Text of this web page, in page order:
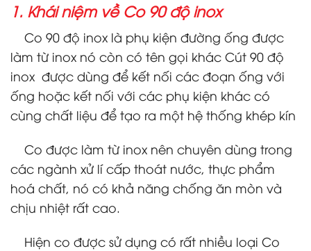
1. Khái niệm về Co 90 độ inox
Co 90 độ inox là phụ kiện đường ống được
làm từ inox nó còn có tên gọi khác Cút 90 độ
inox được dùng để kết nối các đoạn ống với
ống hoặc kết nối với các phụ kiện khác có
cùng chất liệu để tạo ra một hệ thống khép kín
Co được làm từ inox nên chuyên dùng trong
các ngành xử lí cấp thoát nước, thực phẩm
hoá chất, nó có khả năng chống ăn mòn và
chịu nhiệt rất cao.
Hiện co được sử dụng có rất nhiều loại Co